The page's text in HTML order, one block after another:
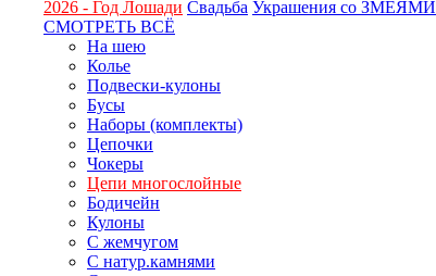
2026 - Год Лошади Свадьба Украшения со ЗМЕЯМИ
СМОТРЕТЬ ВСЁ
На шею
Колье
Подвески-кулоны
Бусы
Наборы (комплекты)
Цепочки
Чокеры
Цепи многослойные
Бодичейн
Кулоны
С жемчугом
С натур.камнями